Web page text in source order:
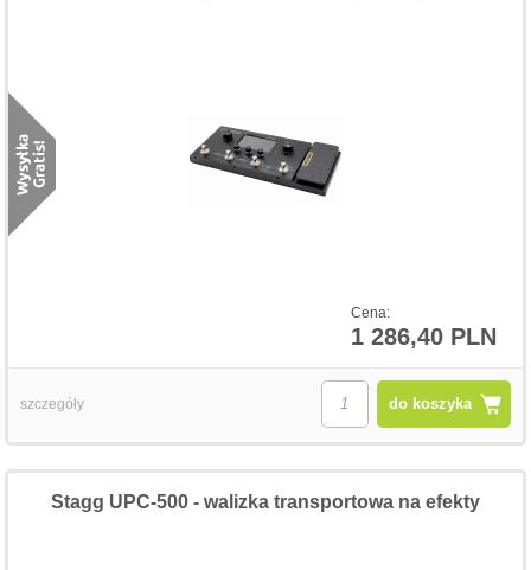
Cena:
1 286,40 PLN
do koszyka
szczegóły
Stagg UPC-500 - walizka transportowa na efekty